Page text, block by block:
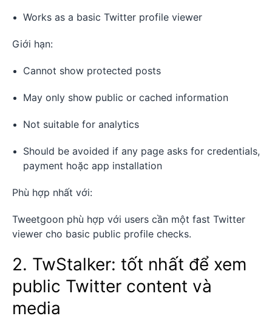
Works as a basic Twitter profile viewer
Giới hạn:
Cannot show protected posts
May only show public or cached information
Not suitable for analytics
Should be avoided if any page asks for credentials,
payment hoặc app installation
Phù hợp nhất với:
Tweetgoon phù hợp với users cần một fast Twitter
viewer cho basic public profile checks.
2. TwStalker: tốt nhất để xem
public Twitter content và
media